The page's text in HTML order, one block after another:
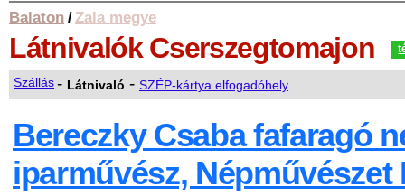
Balaton /Zala megye
Látnivalók Cserszegtomajon
Szállás- Látnivaló - SZÉP-kártya elfogadóhely
Bereczky Csaba fafaragó
iparművész, Népművészet